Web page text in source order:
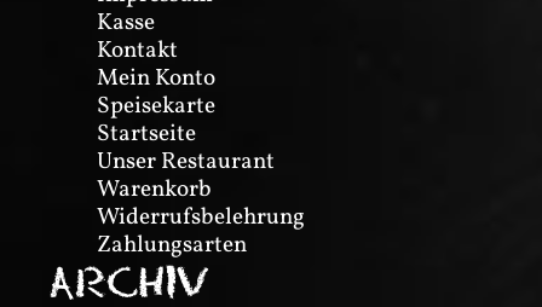
Kasse
Kontakt
Mein Konto
Speisekarte
Startseite
Unser Restaurant
Warenkorb
Widerrufsbelehrung
Zahlungsarten
ARCHIV